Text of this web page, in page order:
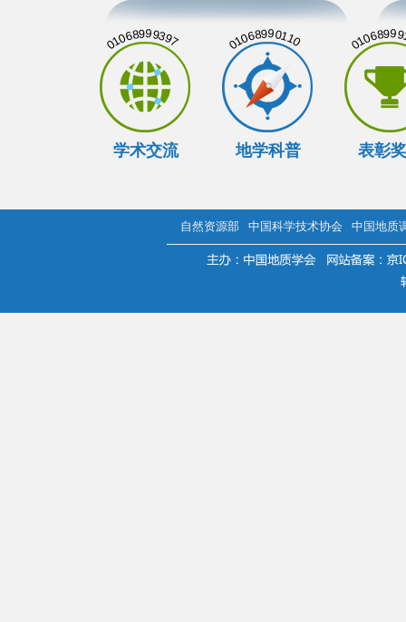
01068999397
学术交流
01068990110
地学科普 表彰
自然资源部 中国科学技术协会 中国地质
.